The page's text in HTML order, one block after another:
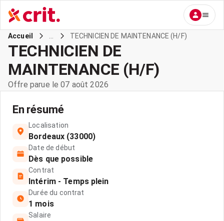
Accueil TECHNICIEN DE MAINTENANCE (H/F)
TECHNICIEN DE
MAINTENANCE (H/F)
Offre parue le 07 août 2026
En résumé
Localisation
Bordeaux (33000)
Date de début
Dès que possible
Contrat
Intérim - Temps plein
Durée du contrat
1 mois
Salaire